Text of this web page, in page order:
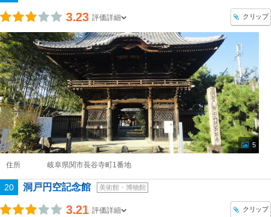
3.23 評価詳細 クリップ
5
住所 岐阜県関市長谷寺町1番地
20 洞戸円空記念館 美術館・博物館
3.21 評価詳細 クリップ